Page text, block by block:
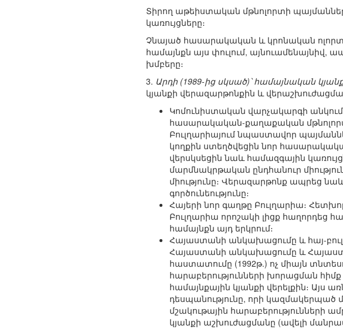
Տիրող աթեիստական մթնոլորտի
կառույցները։
Չնայած հասարակական և կրոնական
համայնքն այս փուլում, այնուամենայնիվ,
խմբերը։
3. Արդի (1989-ից սկսած)՝ համայնական
կյանքի վերազարթոնքին և
Կոմունիստական վարչակարգի
հասարակական-քաղաքական
Բուլղարիայում նպաստավոր
կողքին ստեղծվեցին նոր
վերսկսեցին նաև համազգային
մարմնակրթական ընդհանուր
միությունը։ Վերազարթոնք ապրեց
գործունեությունը։
Հայերի նոր գաղթը Բուլղարիա։
Բուլղարիա որոշակի լիցք հաղորդեց
համայնքն այդ երկրում։
Հայաստանի անկախացումը և հայ-
Հայաստանի անկախացումը և
հաստատումը (1992թ.) ոչ միայն
հարաբերությունների խորացման
համայնքային կյանքի վերելքին։ Այս
դեսպանությունը, որի կազմակերպած
մշակութային հարաբերությունների
կյանքի աշխուժացմանը (ավելի